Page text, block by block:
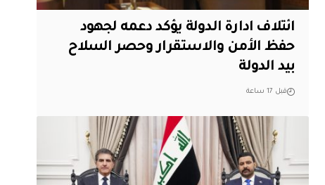
ائتلاف ادارة الدولة يؤكد دعمه لجهود
حفظ الأمن والاستقرار وحصر السلاح
بيد الدولة
قبل 17 ساعة